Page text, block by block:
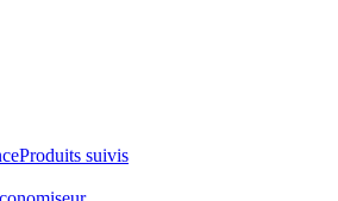
Produits suivis